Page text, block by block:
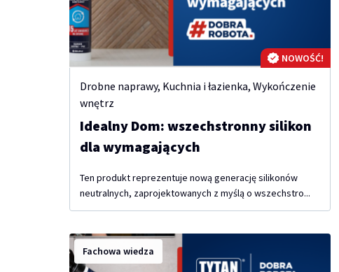
NOWOŚĆ!
Drobne naprawy, Kuchnia i łazienka, Wykończenie
wnętrz
Idealny Dom: wszechstronny silikon
dla wymagających
Ten produkt reprezentuje nową generację silikonów
neutralnych, zaprojektowanych z myślą o wszechstro...
Fachowa wiedza